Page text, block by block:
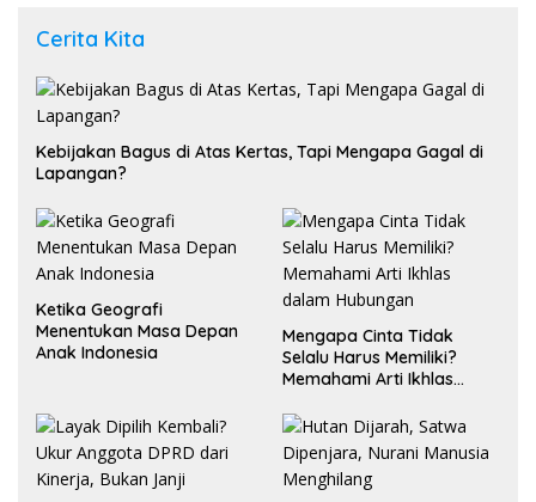
Cerita Kita
Kebijakan Bagus di Atas Kertas, Tapi Mengapa Gagal di
Lapangan?
Ketika Geografi
Menentukan Masa Depan
Anak Indonesia
Mengapa Cinta Tidak
Selalu Harus Memiliki?
Memahami Arti Ikhlas